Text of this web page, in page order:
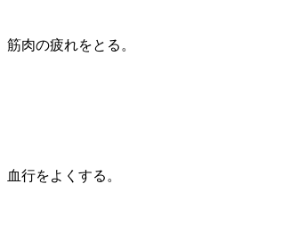
筋肉の疲れをとる。
血行をよくする。